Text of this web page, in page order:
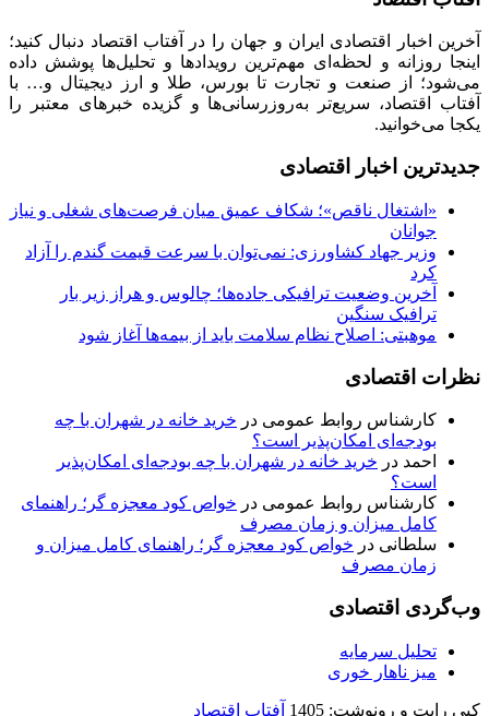
آخرین اخبار اقتصادی ایران و جهان را در آفتاب اقتصاد دنبال کنید؛
اینجا روزانه و لحظه‌ای مهم‌ترین رویدادها و تحلیل‌ها پوشش داده
می‌شود؛ از صنعت و تجارت تا بورس، طلا و ارز دیجیتال و… با
آفتاب اقتصاد، سریع‌تر به‌روزرسانی‌ها و گزیده خبرهای معتبر را
یکجا می‌خوانید.
جدیدترین اخبار اقتصادی
«اشتغال ناقص»؛ شکاف عمیق میان فرصت‌های شغلی و نیاز
جوانان
وزیر جهاد کشاورزی: نمی‌توان با سرعت قیمت گندم را آزاد
کرد
آخرین وضعیت ترافیکی جاده‌ها؛ چالوس و هراز زیر بار
ترافیک سنگین
موهبتی: اصلاح نظام سلامت باید از بیمه‌ها آغاز شود
نظرات اقتصادی
کارشناس روابط عمومی در خرید خانه در شهران با چه
بودجه‌ای امکان‌پذیر است؟
احمد در خرید خانه در شهران با چه بودجه‌ای امکان‌پذیر
است؟
کارشناس روابط عمومی در خواص کود معجزه گر؛ راهنمای
کامل میزان و زمان مصرف
سلطانی در خواص کود معجزه گر؛ راهنمای کامل میزان و
زمان مصرف
وب‌گردی اقتصادی
تحلیل سرمایه
میز ناهار خوری
کپی رایت و رونوشت: 1405 آفتاب اقتصاد